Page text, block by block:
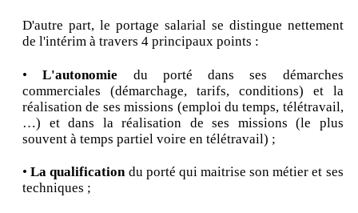
D'autre part, le portage salarial se distingue nettement
de l'intérim à travers 4 principaux points :
•L'autonomie du porté dans ses démarches
commerciales (démarchage, tarifs, conditions) et la
réalisation de ses missions (emploi du temps, télétravail,
…) et dans la réalisation de ses missions (le plus
souvent à temps partiel voire en télétravail) ;
•La qualificationdu porté qui maitrise son métier et ses
techniques ;